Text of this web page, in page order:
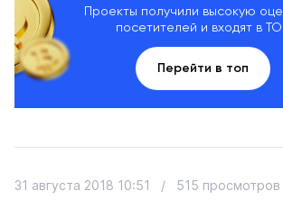
Проекты получили высокую
посетителей и входят в
Перейти в топ
31 августа 2018 10:51 / 515 просмотров